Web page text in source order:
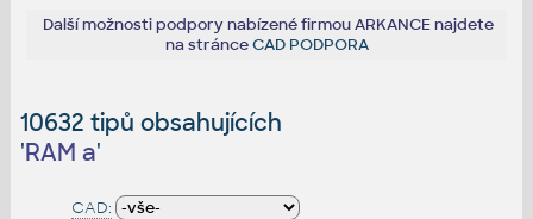
Další možnosti podpory nabízené firmou ARKANCE najdete
na stránceCAD PODPORA
10632 tipů obsahujících
'RAM a'
CAD: